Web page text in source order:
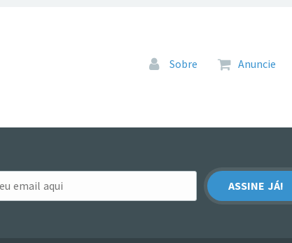
Pular para o conteúdo
Sobre Anuncie